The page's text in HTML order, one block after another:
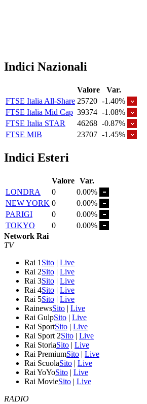
Indici Nazionali
Valore
Var.
FTSE Italia All-Share 25720 -1.40%
FTSE Italia Mid Cap 39374 -1.08%
FTSE Italia STAR
46268 -0.87%
FTSE MIB
23707 -1.45%
Indici Esteri
Valore Var.
LONDRA
0
0.00%
NEW YORK 0
0.00%
PARIGI
0
0.00%
TOKYO
0
0.00%
Network Rai
TV
Rai 1 Sito | Live
Rai 2Sito | Live
Rai 3Sito | Live
Rai 4Sito | Live
Rai 5Sito | Live
RainewsSito | Live
Rai GulpSito | Live
Rai SportSito | Live
Rai Sport 2Sito | Live
Rai StoriaSito | Live
Rai PremiumSito | Live
Rai ScuolaSito | Live
Rai YoYoSito | Live
Rai MovieSito | Live
RADIO